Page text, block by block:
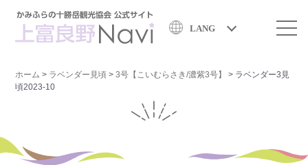
LANG
ホーム > ラベンダー見頃 >3号【こいむらさき/濃紫3号】 > ラベンダー3見
頃2023-10